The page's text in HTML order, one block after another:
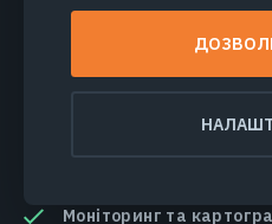
Видобуток
Моніторинг активних
Моніторинг та